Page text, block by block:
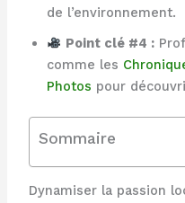
de l’environnement.
Point clé #4 :
comme les
Photos pour
Sommaire
Dynamiser la passion